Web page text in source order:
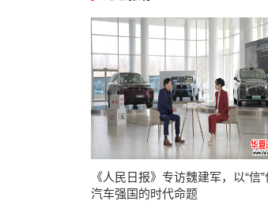
《人民日报》专访魏建军，以“信
汽车强国的时代命题